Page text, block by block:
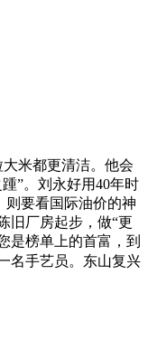
米都更清洁。他会
”。刘永好用40年时
要看国际油价的神
旧厂房起步，做“更
是榜单上的首富，到
名手艺员。东山复兴